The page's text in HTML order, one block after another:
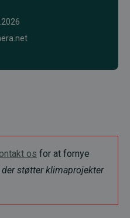
os for at fornye
der støtter klimaprojekter